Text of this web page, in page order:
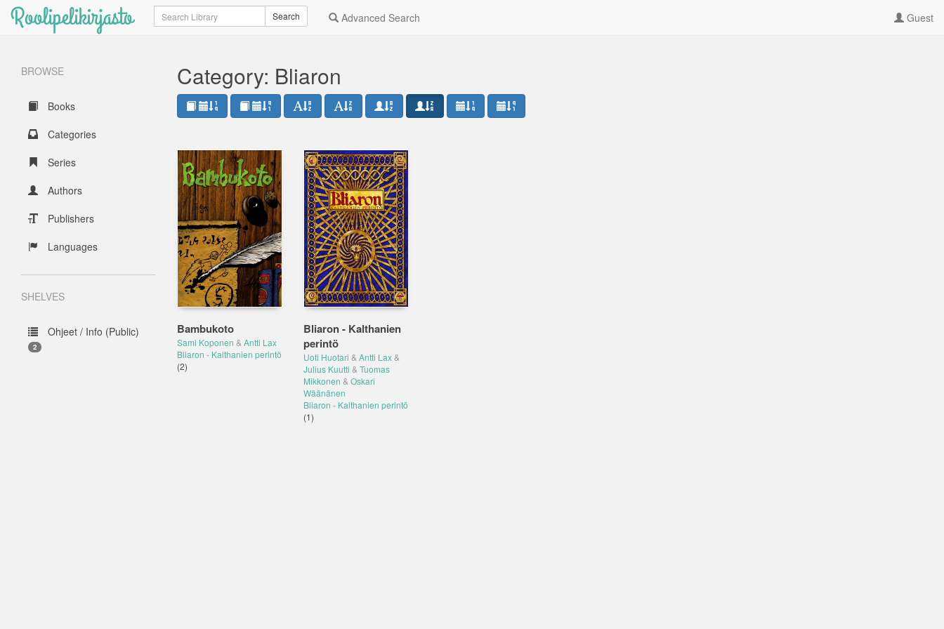
Roolipelikirjasto Search Search Advanced Search Guest
BROWSE
Books
Categories
Series
Authors
Publishers
Languages
SHELVES
Ohjeet / Info (Public)
2
Category: Bliaron
Bambukoto
Sami Koponen & Antti Lax
Bliaron - Kalthanien perintö
(2)
Bliaron - Kalthanien
perintö
Uoti Huotari & Antti Lax &
Julius Kuutti & Tuomas
Mikkonen & Oskari
Wäänänen
Bliaron - Kalthanien perintö
(1)